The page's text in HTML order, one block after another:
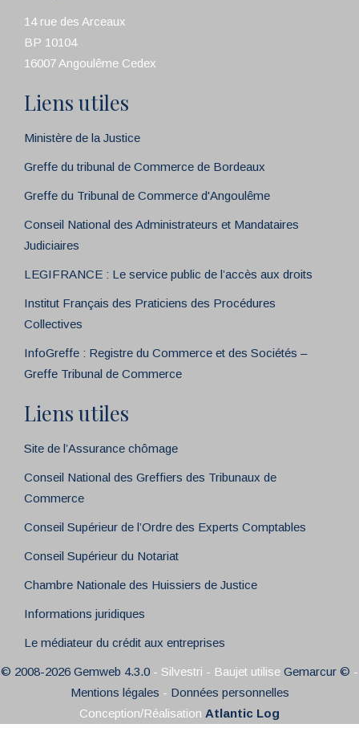
14 rue des Arceaux
BP 10104
16007 Angoulême Cedex
Liens utiles
Ministère de la Justice
Greffe du tribunal de Commerce de Bordeaux
Greffe du Tribunal de Commerce d'Angoulême
Conseil National des Administrateurs et Mandataires
Judiciaires
LEGIFRANCE : Le service public de l’accès aux droits
Institut Français des Praticiens des Procédures
Collectives
InfoGreffe : Registre du Commerce et des Sociétés –
Greffe Tribunal de Commerce
Liens utiles
Site de l’Assurance chômage
Conseil National des Greffiers des Tribunaux de
Commerce
Conseil Supérieur de l’Ordre des Experts Comptables
Conseil Supérieur du Notariat
Chambre Nationale des Huissiers de Justice
Informations juridiques
Le médiateur du crédit aux entreprises
© 2008-2026 Gemweb 4.3.0 - Silvestri - Baujet utilise Gemarcur © -
Mentions légales - Données personnelles
Conception/Réalisation Atlantic Log